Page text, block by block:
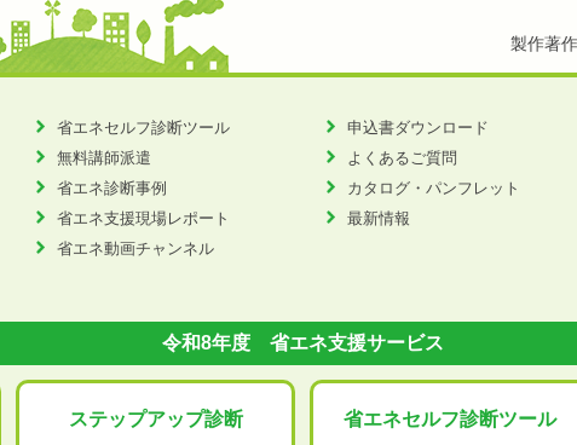
製作著
省エネセルフ診断ツール
無料講師派遣
省エネ診断事例
省エネ支援現場レポート
省エネ動画チャンネル
申込書ダウンロード
よくあるご質問
カタログ・パンフレット
最新情報
令和8年度 省エネ支援サービス
ステップアップ診断
省エネセルフ診断ツール